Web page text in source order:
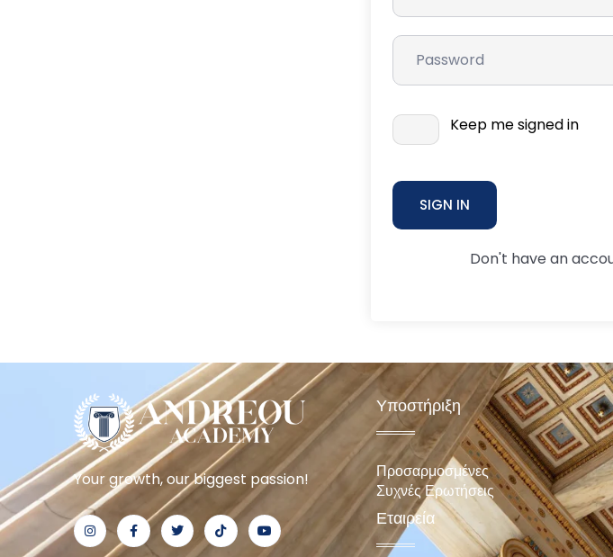
Keep me signed in
SIGN IN
Don't have an
Your growth, our biggest passion!
Υποστήριξη
Προσαρμοσμένες
Συχνές Ερωτήσεις
Εταιρεία